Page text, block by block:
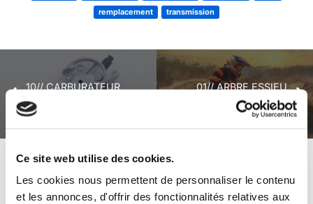
Ce site web utilise des cookies.
Les cookies nous permettent de personnaliser le contenu
et les annonces, d'offrir des fonctionnalités relatives aux
remplacement
transmission
10// CARBURATEUR
POCKET KAYO A50
01// ARBRE ESSIEU
ARRIERE KAYO EA50
+ de produits